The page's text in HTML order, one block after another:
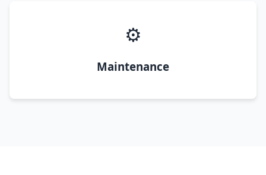
⚙️
Maintenance